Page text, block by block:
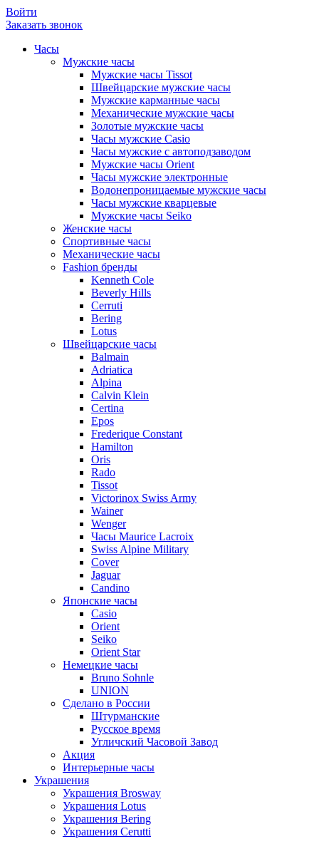
Войти
Заказать звонок
Часы
Мужские часы
Мужские часы Tissot
Швейцарские мужские часы
Мужские карманные часы
Механические мужские часы
Золотые мужские часы
Часы мужские Casio
Часы мужские с автоподзаводом
Мужские часы Orient
Часы мужские электронные
Водонепроницаемые мужские часы
Часы мужские кварцевые
Мужские часы Seiko
Женские часы
Спортивные часы
Механические часы
Fashion бренды
Kenneth Cole
Beverly Hills
Cerruti
Bering
Lotus
Швейцарские часы
Balmain
Adriatica
Alpina
Calvin Klein
Certina
Epos
Frederique Constant
Hamilton
Oris
Rado
Tissot
Victorinox Swiss Army
Wainer
Wenger
Часы Maurice Lacroix
Swiss Alpine Military
Cover
Jaguar
Candino
Японские часы
Casio
Orient
Seiko
Orient Star
Немецкие часы
Bruno Sohnle
UNION
Сделано в России
Штурманские
Русское время
Угличский Часовой Завод
Акция
Интерьерные часы
Украшения
Украшения Brosway
Украшения Lotus
Украшения Bering
Украшения Cerutti